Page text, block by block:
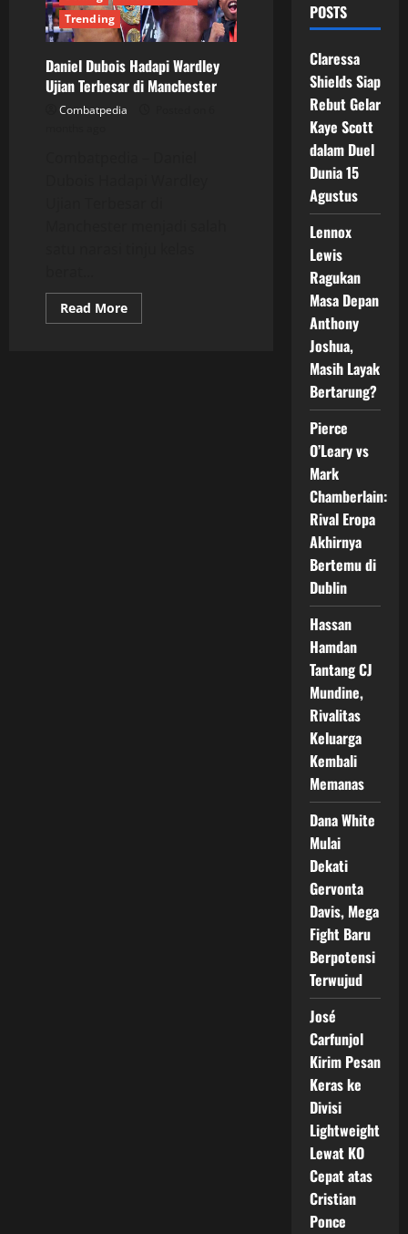
Trending
Daniel Dubois Hadapi Wardley
Ujian Terbesar di Manchester
Combatpedia
Read MoreRead
more
POSTS
Claressa
Shields Siap
Rebut Gelar
Kaye Scott
dalam Duel
Dunia 15
Agustus
Lennox
Lewis
Ragukan
Masa Depan
Anthony
Joshua,
Masih Layak
Bertarung?
Pierce
O’Leary vs
Mark
Chamberlain:
Rival Eropa
Akhirnya
Bertemu di
Dublin
Hassan
Hamdan
Tantang CJ
Mundine,
Rivalitas
Keluarga
Kembali
Memanas
Dana White
Mulai
Dekati
Gervonta
Davis, Mega
Fight Baru
Berpotensi
Terwujud
José
Carfunjol
Kirim Pesan
Keras ke
Divisi
Lightweight
Lewat KO
Cepat atas
Cristian
Ponce